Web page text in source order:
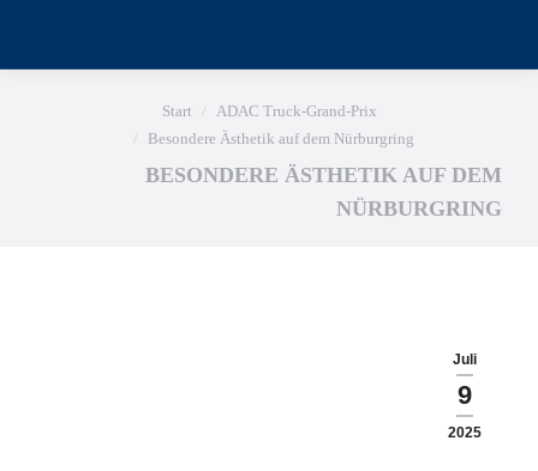
Sie befinden sich hier:
Start
ADAC Truck-Grand-Prix
Besondere Ästhetik auf dem Nürburgring
BESONDERE ÄSTHETIK AUF DEM
NÜRBURGRING
Juli
9
2025